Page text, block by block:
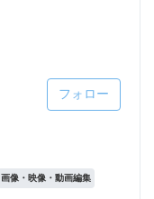
フォロー
画像・映像・動画編集